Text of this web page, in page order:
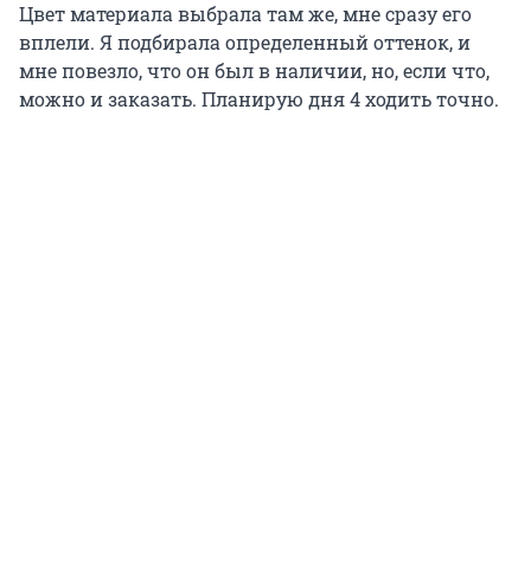
Цвет материала выбрала там же, мне сразу его
вплели. Я подбирала определенный оттенок, и
мне повезло, что он был в наличии, но, если что,
можно и заказать. Планирую дня 4 ходить точно.